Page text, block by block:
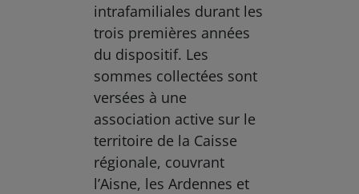
intrafamiliales durant les
trois premières années
du dispositif. Les
sommes collectées sont
versées à une
association active sur le
territoire de la Caisse
régionale, couvrant
l’Aisne, les Ardennes et